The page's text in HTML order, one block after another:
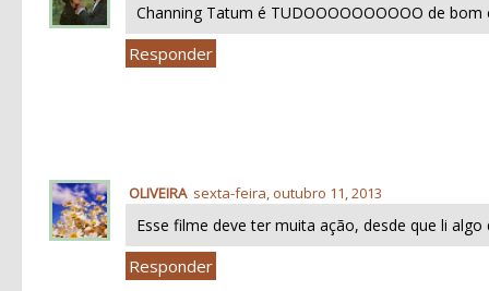
Channing Tatum é TUDOOOOOOOOOO de
Responder
OLIVEIRA sexta-feira, outubro 11, 2013
Esse filme deve ter muita ação, desde que li
Responder